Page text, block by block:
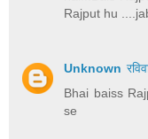
Rajput hu
Unknown
Bhai baiss
se